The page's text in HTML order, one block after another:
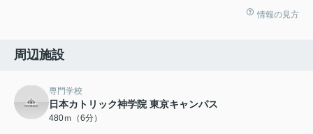
情報の見方
周辺施設
専門学校
日本カトリック神学院 東京キャンパス
480ｍ（6分）